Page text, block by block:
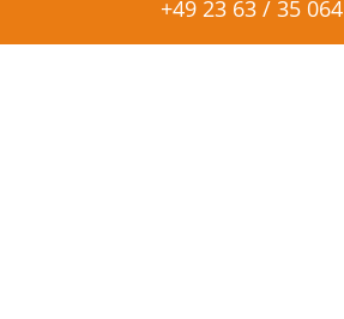
+49 23 63 / 35 064